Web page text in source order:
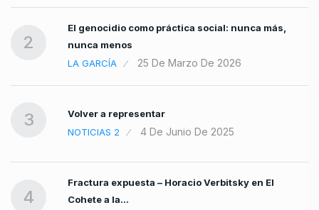
2
El genocidio como práctica social: nunca más,
nunca menos
LA GARCÍA
25 De Marzo De 2026
3
Volver a representar
NOTICIAS 2
4 De Junio De 2025
4
Fractura expuesta – Horacio Verbitsky en El
Cohete a la…